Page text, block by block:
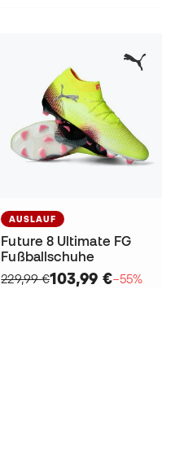
AUSLAUF
Future 8 Ultimate FG
Fußballschuhe
229,99 €103,99 €−55%